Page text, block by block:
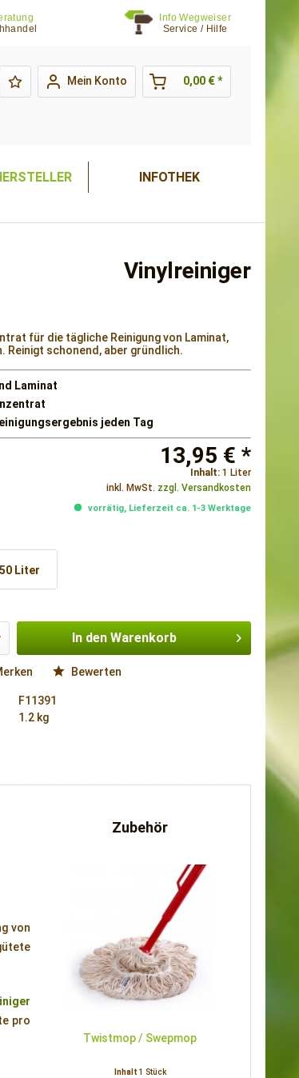
Info Wegweiser
Service / Hilfe
Mein Konto 0,00 € *
INFOTHEK
Vinylreiniger
für die tägliche Reinigung von Laminat,
Reinigt schonend, aber gründlich.
Laminat
jeden Tag
13,95 € *
Inhalt: 1 Liter
inkl. MwSt. zzgl. Versandkosten
vorrätig, Lieferzeit ca. 1-3 Werktage
Liter
In den Warenkorb
Bewerten
F11391
1.2 kg
von
pro
Zubehör
Twistmop / Swepmop
Inhalt 1 Stück